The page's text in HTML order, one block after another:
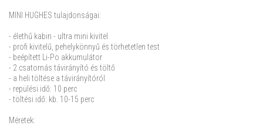
MINI HUGHES tulajdonságai:
- élethű kabin - ultra mini kivitel
- profi kivitelű, pehelykönnyű és törhetetlen test
- beépített Li-Po akkumulátor
- 2 csatornás távirányító és töltő
- a heli töltése a távirányítóról
- repülési idő: 10 perc
- töltési idő: kb. 10-15 perc
Méretek: